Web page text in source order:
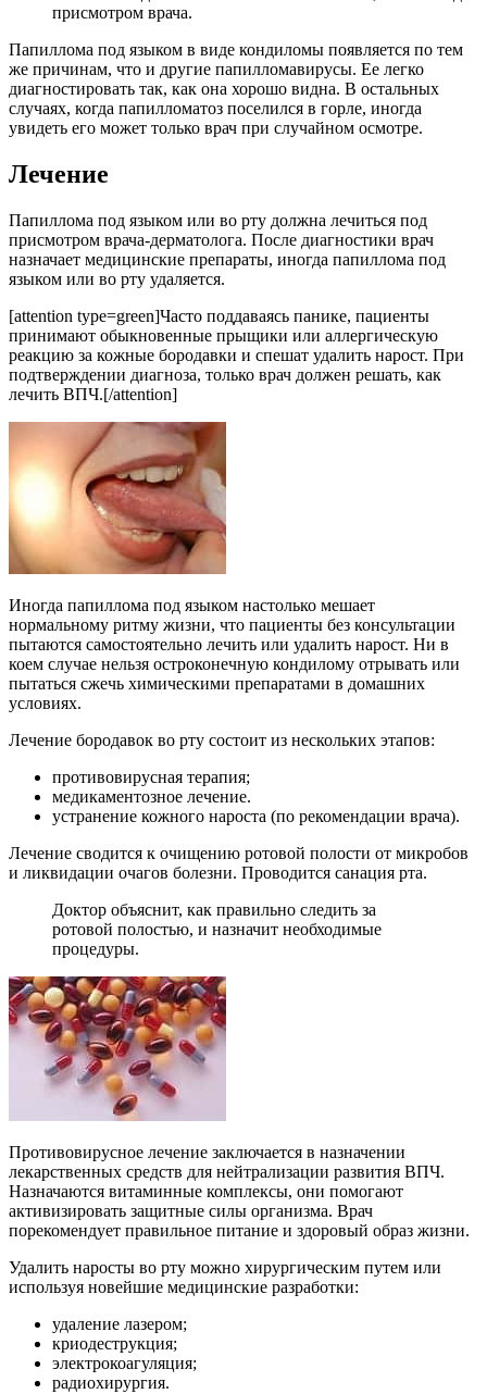
присмотром врача.
Папиллома под языком в виде кондиломы появляется по тем
же причинам, что и другие папилломавирусы. Ее легко
диагностировать так, как она хорошо видна. В остальных
случаях, когда папилломатоз поселился в горле, иногда
увидеть его может только врач при случайном осмотре.
Лечение
Папиллома под языком или во рту должна лечиться под
присмотром врача-дерматолога. После диагностики врач
назначает медицинские препараты, иногда папиллома под
языком или во рту удаляется.
[attention type=green]Часто поддаваясь панике, пациенты
принимают обыкновенные прыщики или аллергическую
реакцию за кожные бородавки и спешат удалить нарост. При
подтверждении диагноза, только врач должен решать, как
лечить ВПЧ.[/attention]
Иногда папиллома под языком настолько мешает
нормальному ритму жизни, что пациенты без консультации
пытаются самостоятельно лечить или удалить нарост. Ни в
коем случае нельзя остроконечную кондилому отрывать или
пытаться сжечь химическими препаратами в домашних
условиях.
Лечение бородавок во рту состоит из нескольких этапов:
противовирусная терапия;
медикаментозное лечение.
устранение кожного нароста (по рекомендации врача).
Лечение сводится к очищению ротовой полости от микробов
и ликвидации очагов болезни. Проводится санация рта.
Доктор объяснит, как правильно следить за
ротовой полостью, и назначит необходимые
процедуры.
Противовирусное лечение заключается в назначении
лекарственных средств для нейтрализации развития ВПЧ.
Назначаются витаминные комплексы, они помогают
активизировать защитные силы организма. Врач
порекомендует правильное питание и здоровый образ жизни.
Удалить наросты во рту можно хирургическим путем или
используя новейшие медицинские разработки:
удаление лазером;
криодеструкция;
электрокоагуляция;
радиохирургия.